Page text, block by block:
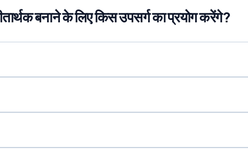
बनाने के लिए किस उपसर्ग का प्रयोग करेंगे?